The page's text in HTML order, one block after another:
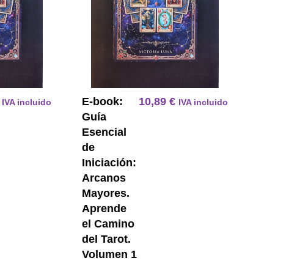
IVA incluido
E-book:
Guía
Esencial
de
Iniciación:
Arcanos
Mayores.
Aprende
el Camino
del Tarot.
Volumen 1
10,89 € IVA incluido